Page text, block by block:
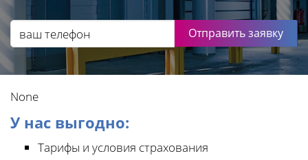
Отправить заявку
None
У нас выгодно:
Тарифы и условия страхования